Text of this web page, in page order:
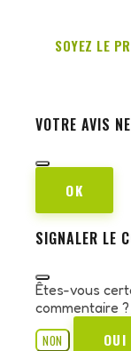
SOYEZ LE
VOTRE AVIS
OK
SIGNALER LE
Êtes-vous
commentaire ?
NON
OUI